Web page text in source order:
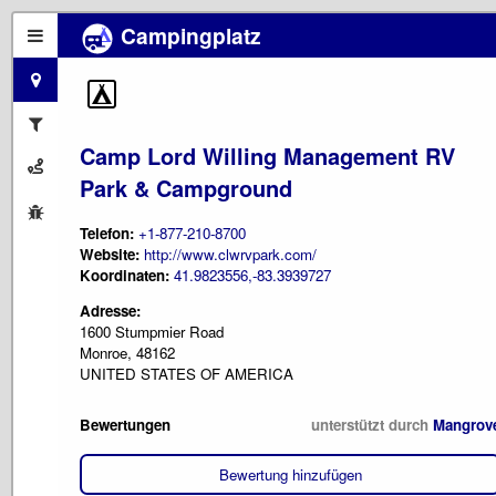
Campingplatz
Camp Lord Willing Management RV
Park & Campground
Telefon: +1-877-210-8700
Website: http://www.clwrvpark.com/
Koordinaten: 41.9823556,-83.3939727
Adresse:
1600 Stumpmier Road
Monroe, 48162
UNITED STATES OF AMERICA
Bewertungen unterstützt durch
Bewertung hinzufügen